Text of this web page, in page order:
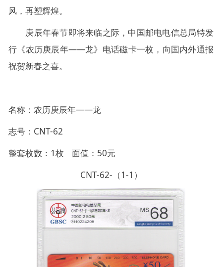
风，再塑辉煌。
庚辰年春节即将来临之际，中国邮电电信总局特发
行《农历庚辰年——龙》电话磁卡一枚，向国内外通报
祝贺新春之喜。
名称：农历庚辰年——龙
志号：CNT-62
整套枚数：1枚 面值：50元
CNT-62-（1-1）